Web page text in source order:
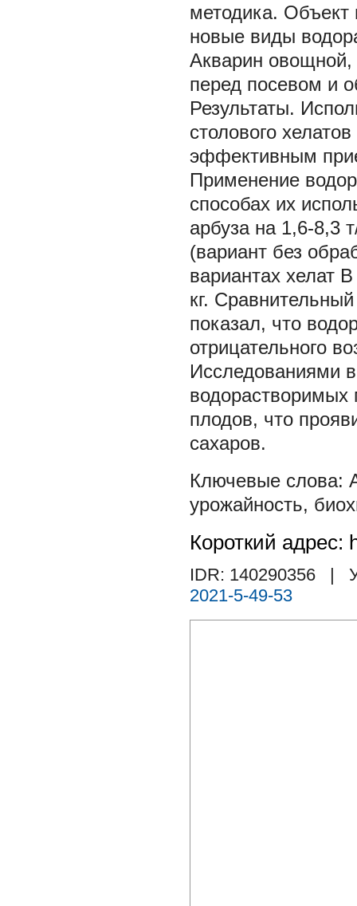
методика. Объект
новые виды
Акварин овощной,
перед посевом и
Результаты.
столового
эффективным
Применение
способах их
арбуза на 1,6-8,3
(вариант без
вариантах хелат
кг.
показал, что
отрицательного
Исследованиями
водорастворимых
плодов, что
сахаров.
урожайность,
Короткий адрес:
IDR: 140290356
|
2021-5-49-53